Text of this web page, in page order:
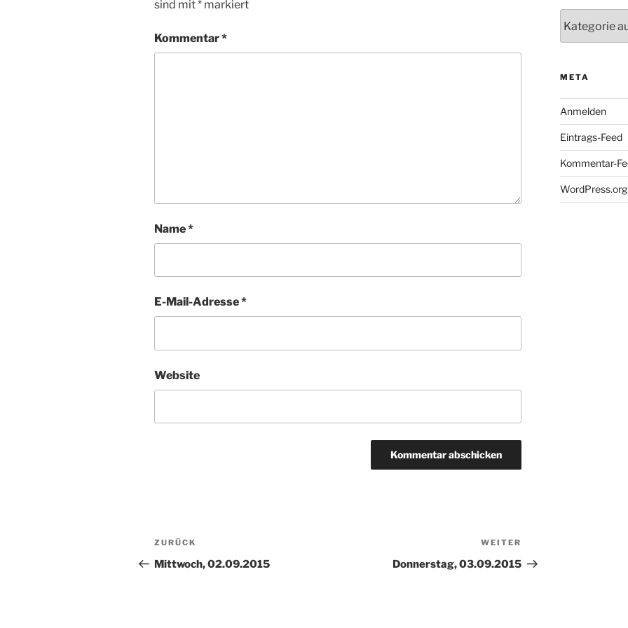
sind mit* markiert
Kommentar*
Name*
E-Mail-Adresse*
Website
Beitragsnavigation
Vorheriger
Beitrag
ZURÜCK
Mittwoch, 02.09.2015
Beitrag
WEITER
Donnerstag, 03.09.2015
META
Anmelden
Eintrags-Feed
Kommentar-
WordPress.org